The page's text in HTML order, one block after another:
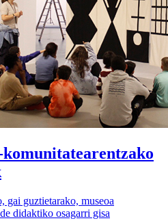
gai guztietarako, museoa
didaktiko osagarri gisa